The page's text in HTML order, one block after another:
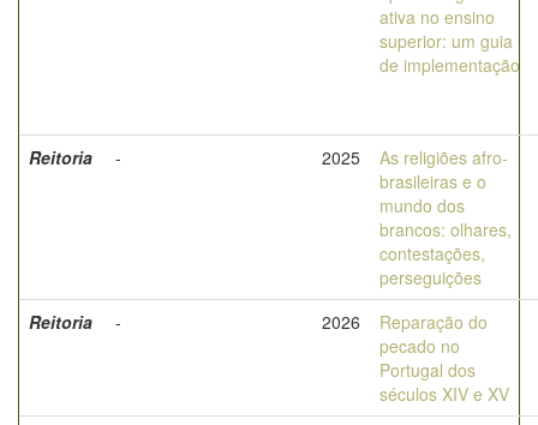
ativa no ensino
superior: um guia
de implementação
Reitoria - 2025
As religiões afro-
brasileiras e o
mundo dos
brancos: olhares,
contestações,
perseguições
Reitoria
- 2026
Reparação do
pecado no
Portugal dos
séculos XIV e XV